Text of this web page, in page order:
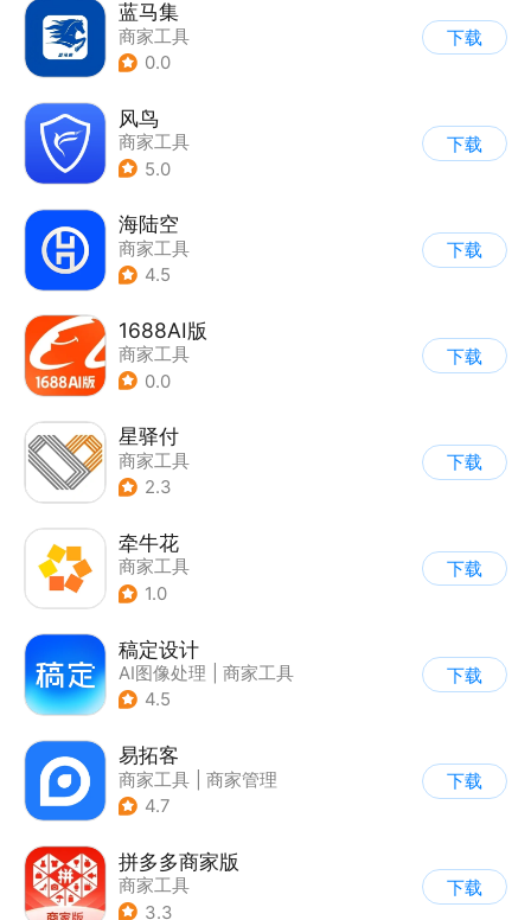
蓝马集
商家工具
0.0
下载
风鸟
商家工具
5.0
下载
海陆空
商家工具
4.5
下载
1688AI版
商家工具
0.0
下载
星驿付
商家工具
2.3
下载
牵牛花
商家工具
1.0
下载
稿定设计
AI图像处理
商家工具
4.5
下载
易拓客
商家工具
商家管理
4.7
下载
拼多多商家版
商家工具
3.3
下载